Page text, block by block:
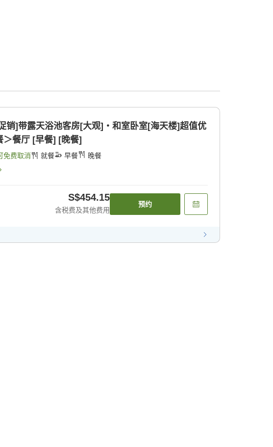
销]带露天浴池客房[大观]・和室卧室[海天楼]超值优
＞餐厅 [早餐] [晚餐]
免费取消 就餐 早餐 晚餐
S$454.15
含税费及其他费用
预约